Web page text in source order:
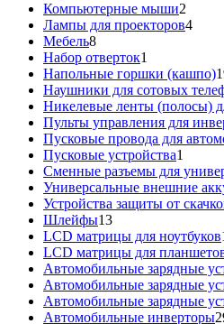
товаров
Компьютерные мыши2
товара
Лампы для проекторов44
Мебель88
товаров
Набор отверток1
товар
Напольные горшки (кашпо)
Наушники для сотовых
Никелевые ленты (полосы)
Пульты управления для
Пусковые провода для
Пусковые устройства1
товар
Сменные разъемы для
Универсальные внешние
Устройства защиты от
Шлейфы1313
товаров
LCD матрицы для ноутбуков
LCD матрицы для
Автомобильные зарядные
Автомобильные зарядные
Автомобильные зарядные
Автомобильные инверторы